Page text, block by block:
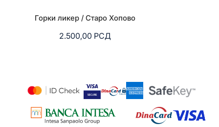
Горки ликер / Старо Хопово
2.500,00 РСД